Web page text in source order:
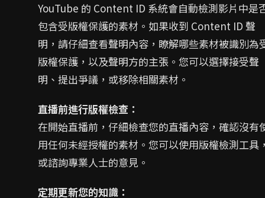
YouTube 的 Content ID 系統會自動檢測影片中是
包含受版權保護的素材。如果收到 Content ID 聲
明，請仔細查看聲明內容，瞭解哪些素材被識別為
版權保護，以及聲明方的主張。您可以選擇接受聲
明、提出爭議，或移除相關素材。
直播前進行版權檢查：
在開始直播前，仔細檢查您的直播內容，確認沒有
用任何未經授權的素材。您可以使用版權檢測工具
或諮詢專業人士的意見。
定期更新您的知識：